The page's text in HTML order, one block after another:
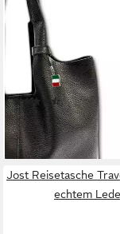
FLORENCE
Shopper Florence
Shopper Leder
(Shopper), Damen
Echtes Leder,
38cm hoch(4)
69,74 €
lieferbar - in 2-3
Jost Reisetasche
echtem